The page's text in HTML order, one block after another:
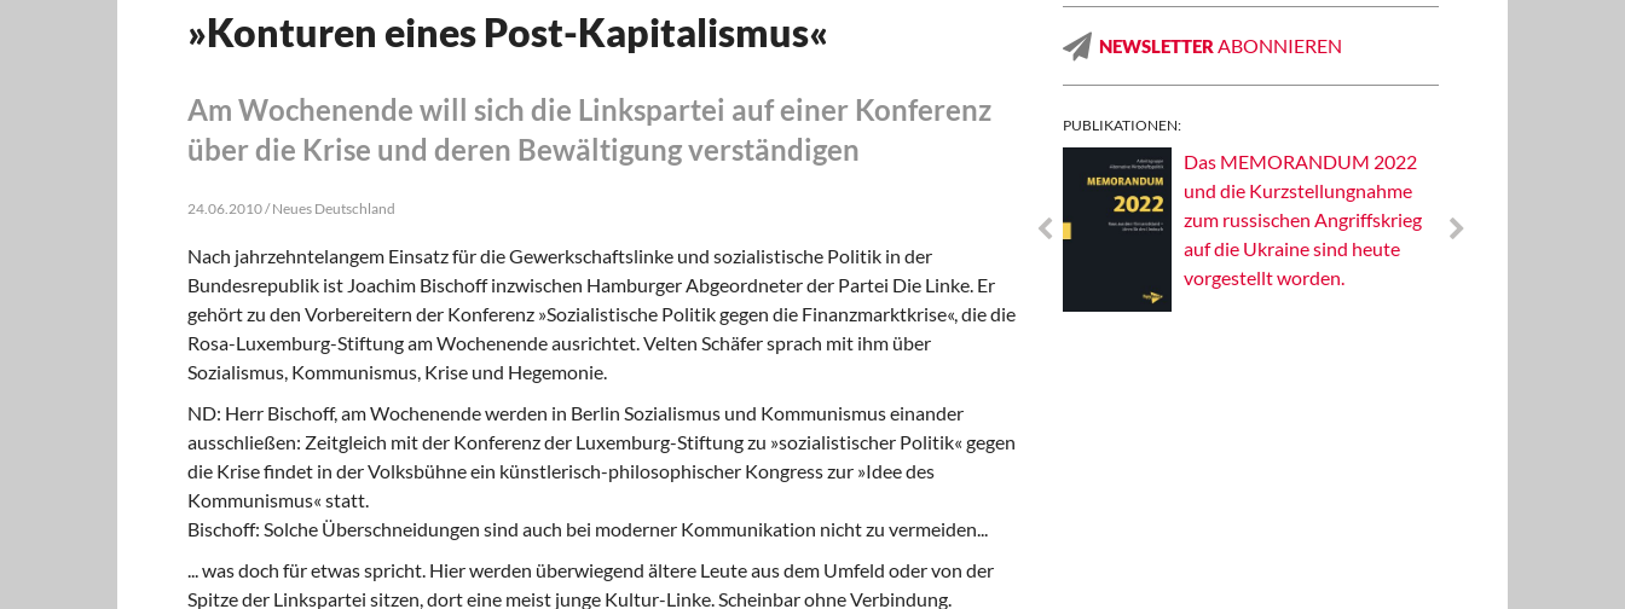
»Konturen eines Post-Kapitalismus«
Am Wochenende will sich die Linkspartei auf einer Konferenz
über die Krise und deren Bewältigung verständigen
24.06.2010 / Neues Deutschland
Nach jahrzehntelangem Einsatz für die Gewerkschaftslinke und sozialistische Politik in der
Bundesrepublik ist Joachim Bischoff inzwischen Hamburger Abgeordneter der Partei Die Linke. Er
gehört zu den Vorbereitern der Konferenz »Sozialistische Politik gegen die Finanzmarktkrise«, die die
Rosa-Luxemburg-Stiftung am Wochenende ausrichtet. Velten Schäfer sprach mit ihm über
Sozialismus, Kommunismus, Krise und Hegemonie.
ND: Herr Bischoff, am Wochenende werden in Berlin Sozialismus und Kommunismus einander
ausschließen: Zeitgleich mit der Konferenz der Luxemburg-Stiftung zu »sozialistischer Politik« gegen
die Krise findet in der Volksbühne ein künstlerisch-philosophischer Kongress zur »Idee des
Kommunismus« statt.
Bischoff: Solche Überschneidungen sind auch bei moderner Kommunikation nicht zu vermeiden...
... was doch für etwas spricht. Hier werden überwiegend ältere Leute aus dem Umfeld oder von der
Spitze der Linkspartei sitzen, dort eine meist junge Kultur-Linke. Scheinbar ohne Verbindung.
NEWSLETTER ABONNIEREN
PUBLIKATIONEN:
Solidarisches EUropa -
Das MEMORANDUM 2022
und die Kurzstellungnahme
zum russischen Angriffskrieg
auf die Ukraine sind heute
vorgestellt worden.